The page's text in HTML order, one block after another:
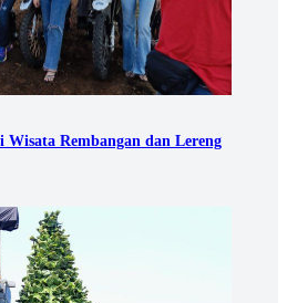
Rembangan dan Lereng